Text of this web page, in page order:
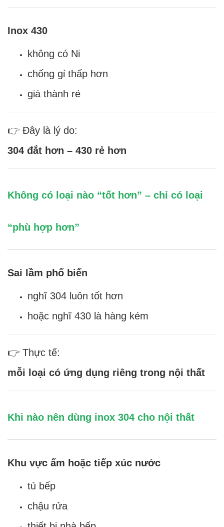
Inox 430
không có Ni
chống gỉ thấp hơn
giá thành rẻ
👉 Đây là lý do:
304 đắt hơn – 430 rẻ hơn
Không có loại nào “tốt hơn” – chỉ có loại
“phù hợp hơn”
Sai lầm phổ biến
nghĩ 304 luôn tốt hơn
hoặc nghĩ 430 là hàng kém
👉 Thực tế:
mỗi loại có ứng dụng riêng trong nội thất
Khi nào nên dùng inox 304 cho nội thất
Khu vực ẩm hoặc tiếp xúc nước
tủ bếp
chậu rửa